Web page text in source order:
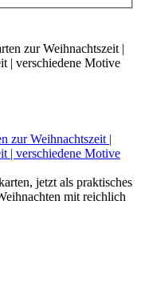
zur Weihnachtszeit |
| verschiedene Motive
jetzt als praktisches
mit reichlich